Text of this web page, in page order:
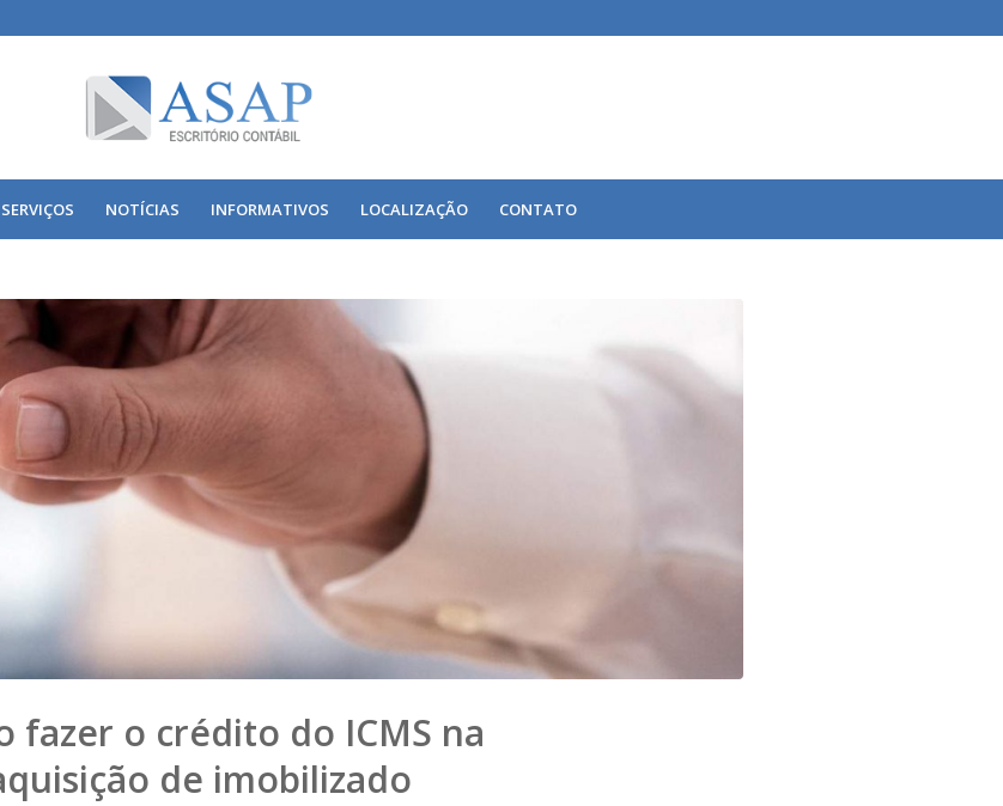
SERVIÇOS NOTÍCIAS INFORMATIVOS LOCALIZAÇÃO CONTATO
fazer o crédito do ICMS na
de imobilizado